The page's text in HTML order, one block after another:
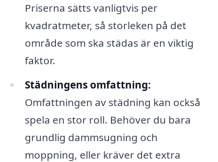
Priserna sätts vanligtvis per
kvadratmeter, så storleken på det
område som ska städas är en viktig
faktor.
Städningens omfattning:
Omfattningen av städning kan också
spela en stor roll. Behöver du bara
grundlig dammsugning och
moppning, eller kräver det extra